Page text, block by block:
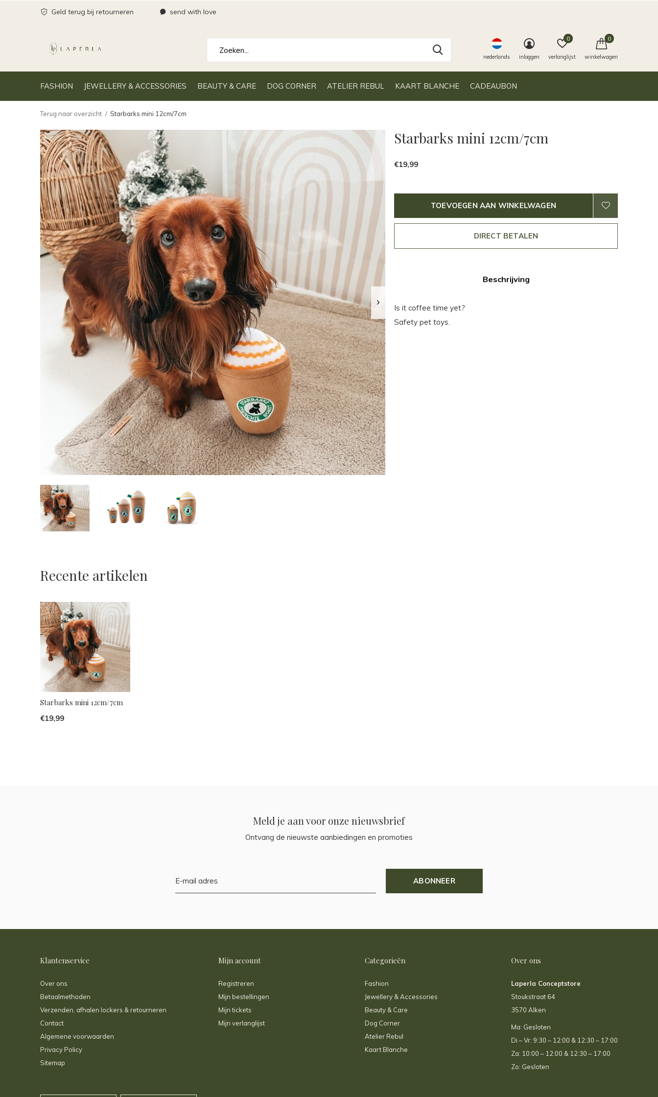
FASHION JEWELLERY & ACCESSORIES BEAUTY & CARE DOG CORNER ATELIER REBUL KAART BLANCHE CADEAUBON
nederlands inloggen verlanglijst
0
winkelwagen
0
Geld terug bij retourneren send with love
Terug naar overzicht Starbarks mini 12cm/7cm
Starbarks mini 12cm/7cm
€19,99
TOEVOEGEN AAN WINKELWAGEN
DIRECT BETALEN
Beschrijving
Is it coffee time yet?
Safety pet toys.
Recente artikelen
Starbarks mini 12cm/7cm
€19,99
Meld je aan voor onze nieuwsbrief
Ontvang de nieuwste aanbiedingen en promoties
ABONNEER
Klantenservice
Over ons
Betaalmethoden
Verzenden, afhalen lockers & retourneren
Contact
Algemene voorwaarden
Privacy Policy
Sitemap
Mijn account
Registreren
Mijn bestellingen
Mijn tickets
Mijn verlanglijst
Categorieën
Fashion
Jewellery & Accessories
Beauty & Care
Dog Corner
Atelier Rebul
Kaart Blanche
Over ons
Laperla Conceptstore
Stoukstraat 64
3570 Alken
Ma: Gesloten
Di – Vr: 9:30 – 12:00 & 12:30 – 17:00
Za: 10:00 – 12:00 & 12:30 – 17:00
Zo: Gesloten